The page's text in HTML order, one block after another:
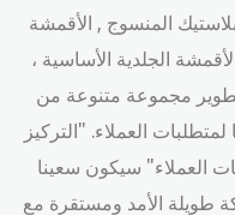
المنسوج , الأقمشة
الجلدية الأساسية ،
مجموعة متنوعة من
العملاء. "التركيز
العملاء" سيكون سعينا
طويلة الأمد ومستقرة مع